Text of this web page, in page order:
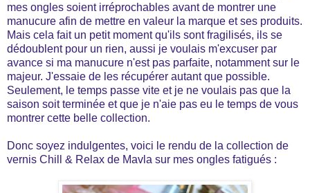
mes ongles soient irréprochables avant de montrer une
manucure afin de mettre en valeur la marque et ses produits.
Mais cela fait un petit moment qu'ils sont fragilisés, ils se
dédoublent pour un rien, aussi je voulais m'excuser par
avance si ma manucure n'est pas parfaite, notamment sur le
majeur. J'essaie de les récupérer autant que possible.
Seulement, le temps passe vite et je ne voulais pas que la
saison soit terminée et que je n'aie pas eu le temps de vous
montrer cette belle collection.
Donc soyez indulgentes, voici le rendu de la collection de
vernis Chill & Relax de Mavla sur mes ongles fatigués :